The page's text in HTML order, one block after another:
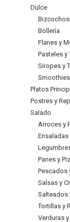
Dulce
Bizcochos
Bollería
Flanes y
Pasteles y
Siropes y
Platos
Postres y
Salado
Arroces y
Ensaladas
Panes y
Pescados
Salsas y
Salteados
Tortillas y
Verduras